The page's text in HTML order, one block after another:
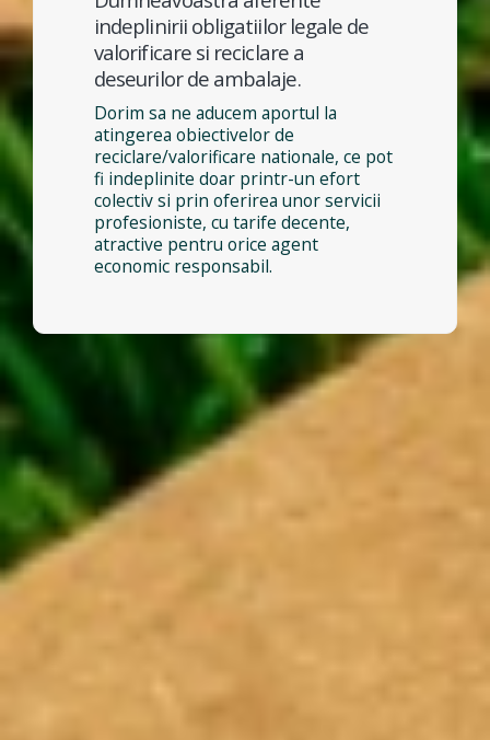
indeplinirii obligatiilor legale de
valorificare si reciclare a
deseurilor de ambalaje.
Dorim sa ne aducem aportul la
atingerea obiectivelor de
reciclare/valorificare nationale, ce pot
fi indeplinite doar printr-un efort
colectiv si prin oferirea unor servicii
profesioniste, cu tarife decente,
atractive pentru orice agent
economic responsabil.